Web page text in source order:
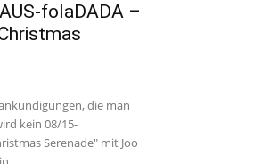
folaDADA –
die man
kein 08/15-
Serenade" mit Joo